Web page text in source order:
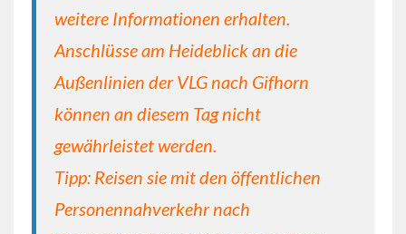
weitere Informationen erhalten.
Anschlüsse am Heideblick an die
Außenlinien der VLG nach Gifhorn
können an diesem Tag nicht
gewährleistet werden.
Tipp: Reisen sie mit den öffentlichen
Personennahverkehr nach